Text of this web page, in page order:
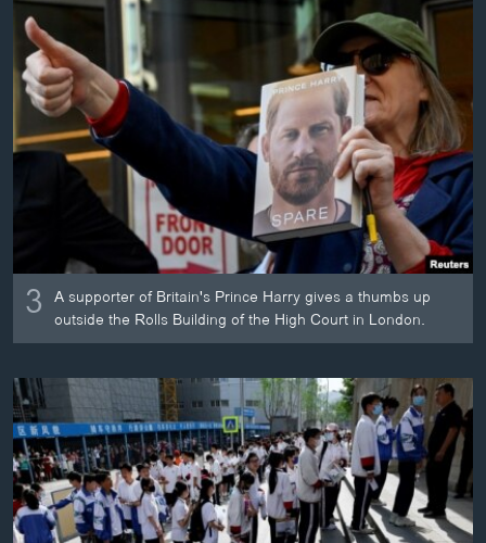
3 A supporter of Britain's Prince Harry gives a thumbs up
outside the Rolls Building of the High Court in London.